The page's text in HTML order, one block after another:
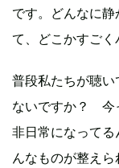
です。どんなに
て、どこかすごく
普段私たちが聴
ないですか？ 今
非日常になって
んなものが整え